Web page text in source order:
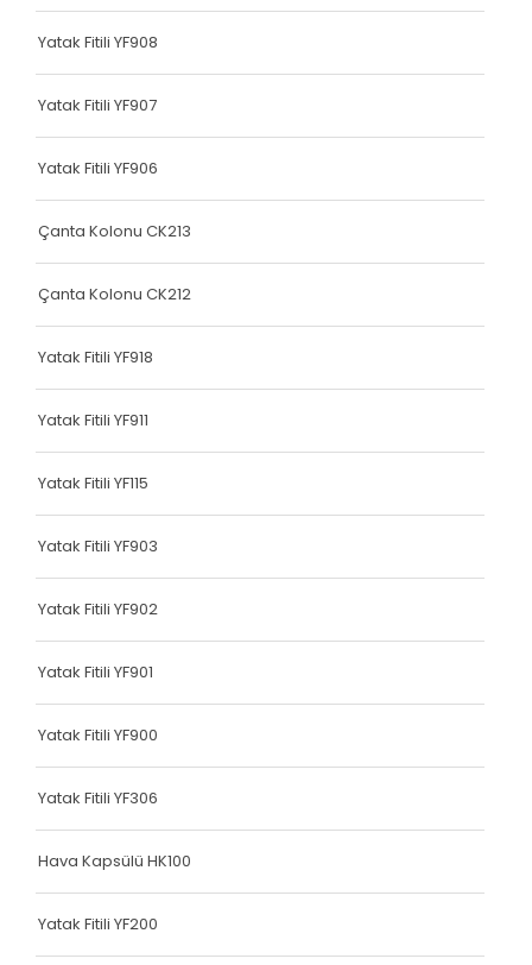
Terlik Kolonu
Hava Kapsülü
Terlik Kolonu
Terlik Kolonu
Terlik Kolonu
Terlik Kolonu
Terlik Kolonu
Terlik Kolonu
Terlik Kolonu
Terlik Kolonu
Terlik Kolonu
Terlik Kolonu
Terlik Kolonu
Terlik Kolonu
Yatak Fitili YF908
Yatak Fitili YF907
Yatak Fitili YF906
Çanta Kolonu CK213
Çanta Kolonu CK212
Yatak Fitili YF918
Yatak Fitili YF911
Yatak Fitili YF115
Yatak Fitili YF903
Yatak Fitili YF902
Yatak Fitili YF901
Yatak Fitili YF900
Yatak Fitili YF306
Hava Kapsülü HK100
Yatak Fitili YF200